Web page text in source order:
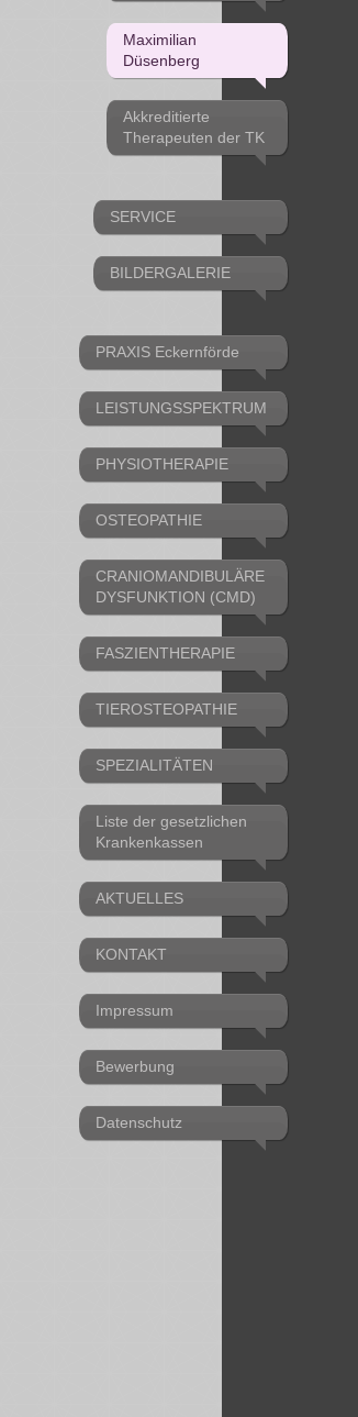
Maximilian
Düsenberg
Akkreditierte
Therapeuten der TK
SERVICE
BILDERGALERIE
PRAXIS Eckernförde
LEISTUNGSSPEKTRUM
PHYSIOTHERAPIE
OSTEOPATHIE
CRANIOMANDIBULÄRE
DYSFUNKTION (CMD)
FASZIENTHERAPIE
TIEROSTEOPATHIE
SPEZIALITÄTEN
Liste der gesetzlichen
Krankenkassen
AKTUELLES
KONTAKT
Impressum
Bewerbung
Datenschutz